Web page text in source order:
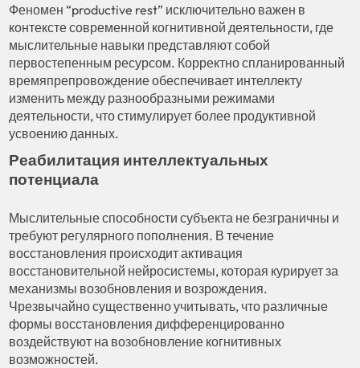
Феномен “productive rest” исключительно важен в
контексте современной когнитивной деятельности, где
мыслительные навыки представляют собой
первостепенным ресурсом. Корректно спланированный
времяпрепровождение обеспечивает интеллекту
изменить между разнообразными режимами
деятельности, что стимулирует более продуктивной
усвоению данных.
Реабилитация интеллектуальных
потенциала
Мыслительные способности субъекта не безграничны и
требуют регулярного пополнения. В течение
восстановления происходит активация
восстановительной нейросистемы, которая курирует за
механизмы возобновления и возрождения.
Чрезвычайно существенно учитывать, что различные
формы восстановления дифференцированно
воздействуют на возобновление когнитивных
возможностей.